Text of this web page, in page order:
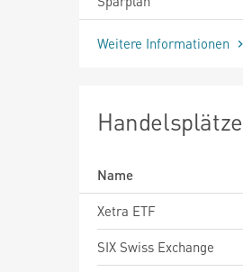
Weitere Informationen
Handelsplätze
Name
Xetra ETF
SIX Swiss Exchange